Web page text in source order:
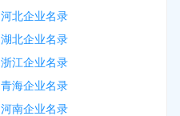
河北企业名录
湖北企业名录
浙江企业名录
青海企业名录
河南企业名录